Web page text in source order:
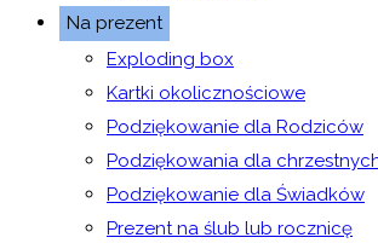
Na prezent
Exploding box
Kartki okolicznościowe
Podziękowanie dla Rodziców
Podziękowania dla
Podziękowanie dla Świadków
Prezent na ślub lub rocznicę